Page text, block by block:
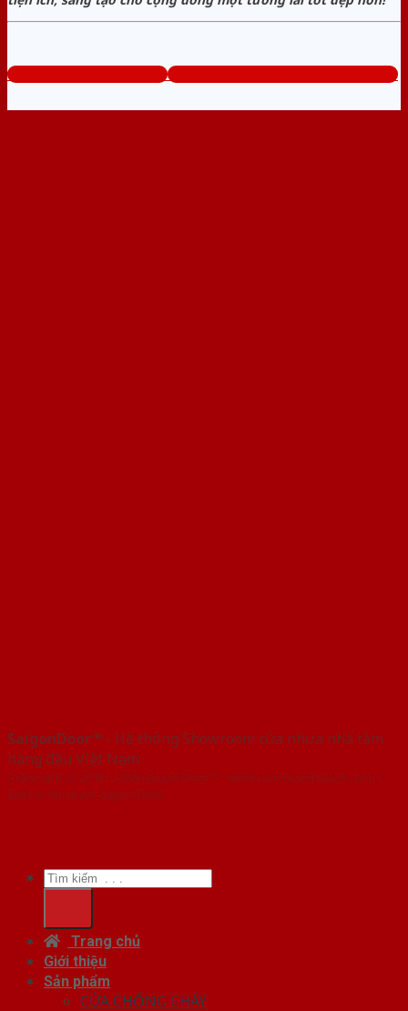
www.cuanhuanhatam.com Tổng đài tư vấn miễn phí: 0824.400.400
SaigonDoor™ - Hệ thống Showroom cửa nhựa nhà tắm
hàng đầu Việt Nam
Copyright ⓒ 2016 – 2026 SaigonDoor™ - www.cuanhuanhatam.com |
Đơn vị chủ quản SaigonDoor
Tìm
kiếm:
Trang chủ
Giới thiệu
Sản phẩm
CỬA CHỐNG CHÁY